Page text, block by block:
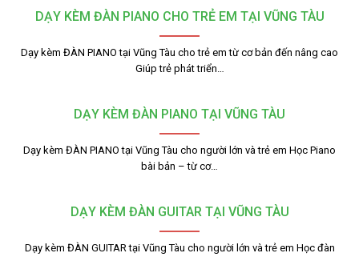
DẠY KÈM ĐÀN PIANO CHO TRẺ EM TẠI VŨNG TÀU
Dạy kèm ĐÀN PIANO tại Vũng Tàu cho trẻ em từ cơ bản đến nâng cao
Giúp trẻ phát triển…
DẠY KÈM ĐÀN PIANO TẠI VŨNG TÀU
Dạy kèm ĐÀN PIANO tại Vũng Tàu cho người lớn và trẻ em Học Piano
bài bản – từ cơ…
DẠY KÈM ĐÀN GUITAR TẠI VŨNG TÀU
Dạy kèm ĐÀN GUITAR tại Vũng Tàu cho người lớn và trẻ em Học đàn